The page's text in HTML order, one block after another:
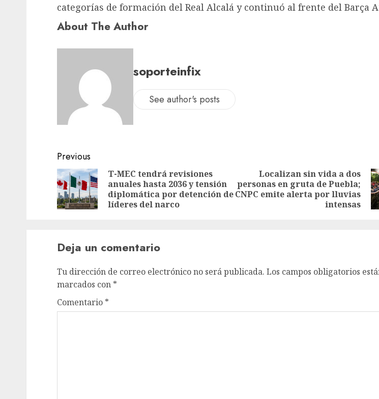
categorías de formación del Real Alcalá y continuó al frente del Barça
About The Author
soporteinfix
See author's posts
Previous
T-MEC tendrá revisiones
anuales hasta 2036 y tensión
diplomática por detención de
líderes del narco
Localizan sin vida a dos
personas en gruta de Puebla;
CNPC emite alerta por lluvias
intensas
Deja un comentario
Tu dirección de correo electrónico no será publicada. Los campos obligatorios
marcados con *
Comentario *